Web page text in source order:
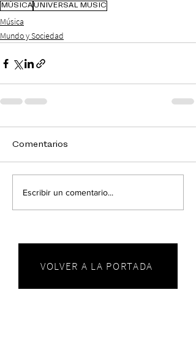
MÚSICAUNIVERSAL MUSIC
Música
Mundo y Sociedad
Comentarios
Escribir un comentario...
VOLVER A LA PORTADA